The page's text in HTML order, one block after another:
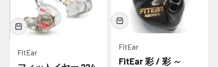
FitEar
FitEar
FitEar 彩 / 彩 ～